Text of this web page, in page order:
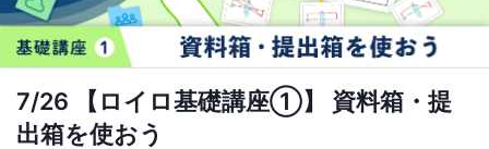
7/26 【ロイロ基礎講座①】 資料箱・提
出箱を使おう